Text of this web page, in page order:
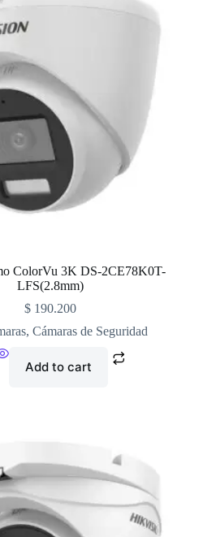
ColorVu 3K DS-2CE78K0T-
LFS(2.8mm)
$190.200
,Cámaras de Seguridad
Add to cart